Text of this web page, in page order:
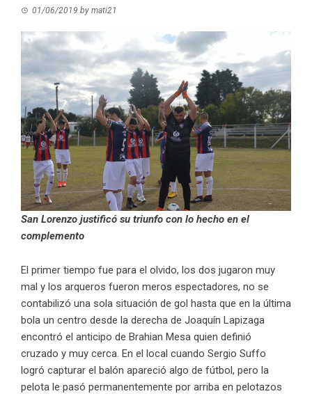
01/06/2019 by mati21
San Lorenzo justificó su triunfo con lo hecho en el
complemento
El primer tiempo fue para el olvido, los dos jugaron muy
mal y los arqueros fueron meros espectadores, no se
contabilizó una sola situación de gol hasta que en la última
bola un centro desde la derecha de Joaquín Lapizaga
encontró el anticipo de Brahian Mesa quien definió
cruzado y muy cerca. En el local cuando Sergio Suffo
logró capturar el balón apareció algo de fútbol, pero la
pelota le pasó permanentemente por arriba en pelotazos